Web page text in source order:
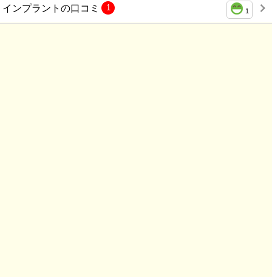
インプラントの口コミ 1
1